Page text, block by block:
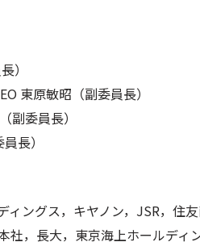
）
東原敏昭（副委員長）
副委員長）
長）
ングス，キヤノン，JSR，住
社，長大，東京海上ホールディ